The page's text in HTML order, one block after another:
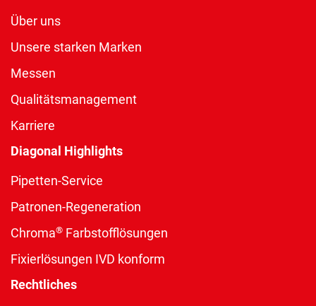
Über uns
Unsere starken Marken
Messen
Qualitätsmanagement
Karriere
Diagonal Highlights
Pipetten-Service
Patronen-Regeneration
Chroma® Farbstofflösungen
Fixierlösungen IVD konform
Rechtliches